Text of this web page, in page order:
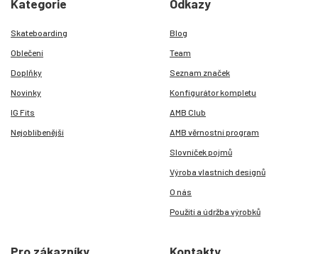
Kategorie
Skateboarding
Oblečení
Doplňky
Novinky
IG Fits
Nejoblíbenější
Odkazy
Blog
Team
Seznam značek
Konfigurátor kompletu
AMB Club
AMB věrnostní program
Slovníček pojmů
Výroba vlastních designů
O nás
Použití a údržba výrobků